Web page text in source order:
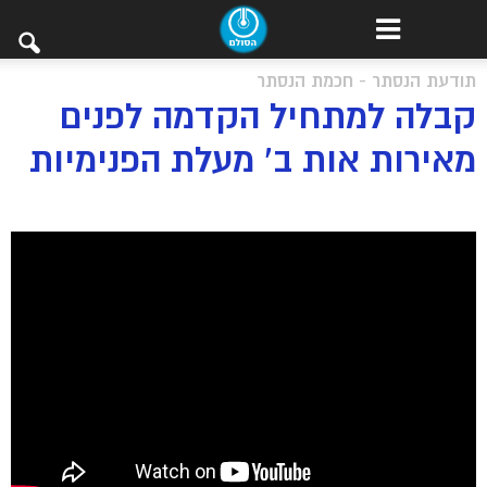
תודעת הנסתר - חכמת הנסתר
קבלה למתחיל הקדמה לפנים
מאירות אות ב’ מעלת הפנימיות